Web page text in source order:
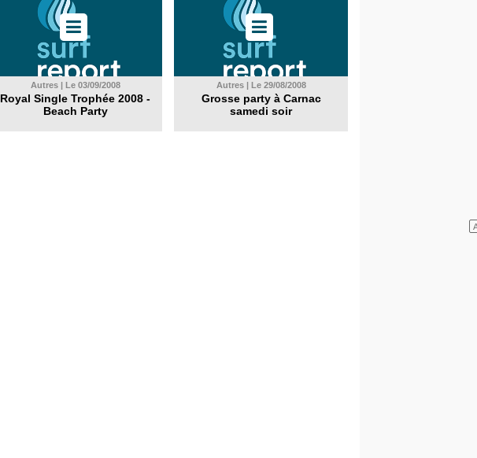
Autres | Le 03/09/2008
Royal Single Trophée 2008 -
Beach Party
Autres | Le 29/08/2008
Grosse party à Carnac
samedi soir